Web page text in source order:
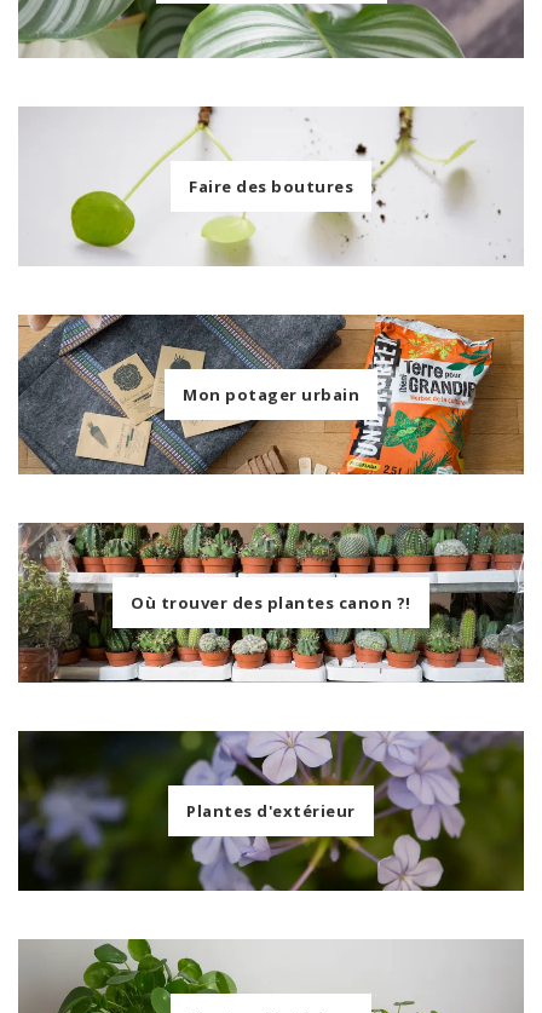
Faire des boutures
Mon potager urbain
Où trouver des plantes canon ?!
Plantes d'extérieur